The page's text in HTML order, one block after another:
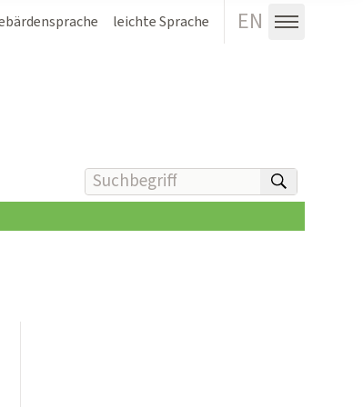
leichte Sprache EN
Menü
Suchbegriff(e) eingeben
suchen